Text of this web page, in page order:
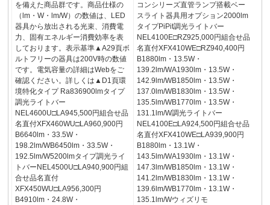
を備えた商品群です。商品仕様の
（lm・W・lm/W）の数値は、LED
器具から放出される光束、消費電
力、固有エネルギー消費効率を表
しております。表示基準▲A29頁ボ
ルトフリーの器具は200V時の数値
です。電気容量の詳細はWebをご
確認ください。詳しくは▲D1頁環
境特化タイプ Ra836900lmタイプ
調光ライトバー
NEL4600U□LA945,500円組合せ品
名直付XFX460WU□LA960,900円
B6640lm・33.5W・
198.2lm/WB6450lm・33.5W・
192.5lm/W5200lmタイプ調光ライ
トバーNEL4500U□LA940,900円組
合せ品名直付
XFX450WU□LA956,300円
B4910lm・24.8W・
コンシリーズ直管ランプ搭載ベー
スライト器具用オプション2000lm
タイプPiPit調光ライトバー
NEL4100E□RZ925,000円組合せ品
名直付XFX410WE□RZ940,400円
B1880lm・13.5W・
139.2lm/WA1930lm・13.5W・
142.9lm/WB1850lm・13.5W・
137.0lm/WB1830lm・13.5W・
135.5lm/WB1770lm・13.5W・
131.1lm/W調光ライトバー
NEL4100E□LA924,500円組合せ品
名直付XFX410WE□LA939,900円
B1880lm・13.1W・
143.5lm/WA1930lm・13.1W・
147.3lm/WB1850lm・13.1W・
141.2lm/WB1830lm・13.1W・
139.6lm/WB1770lm・13.1W・
135.1lm/Wウィズリモ